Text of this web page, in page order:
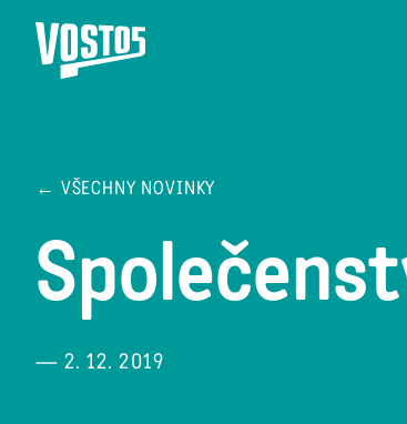
← VŠECHNY NOVINKY
— 2. 12. 2019